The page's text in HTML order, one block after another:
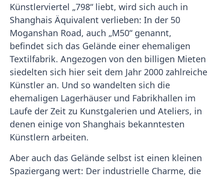
Künstlerviertel „798“ liebt, wird sich auch in
Shanghais Äquivalent verlieben: In der 50
Moganshan Road, auch „M50“ genannt,
befindet sich das Gelände einer ehemaligen
Textilfabrik. Angezogen von den billigen Mieten
siedelten sich hier seit dem Jahr 2000 zahlreiche
Künstler an. Und so wandelten sich die
ehemaligen Lagerhäuser und Fabrikhallen im
Laufe der Zeit zu Kunstgalerien und Ateliers, in
denen einige von Shanghais bekanntesten
Künstlern arbeiten.
Aber auch das Gelände selbst ist einen kleinen
Spaziergang wert: Der industrielle Charme, die